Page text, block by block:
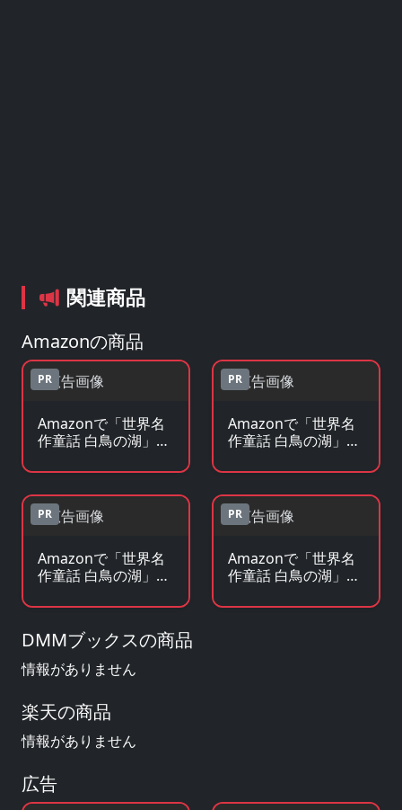
関連商品
Amazonの商品
PR
Amazonで「世界名
作童話 白鳥の湖」の
PR
Amazonで「世界名
作童話 白鳥の湖」の
PR
Amazonで「世界名
作童話 白鳥の湖」の
見る
PR
Amazonで「世界名
作童話 白鳥の湖」の
を見る
DMMブックスの商品
情報がありません
楽天の商品
情報がありません
広告